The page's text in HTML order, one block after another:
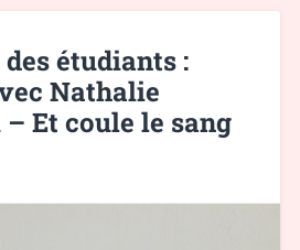
étudiants :
Nathalie
Et coule le sang